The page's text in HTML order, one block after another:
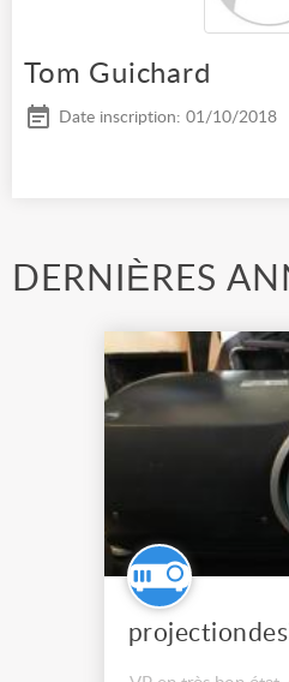
Tom Guichard
Date inscription: 01/10/2018
DERNIÈRES